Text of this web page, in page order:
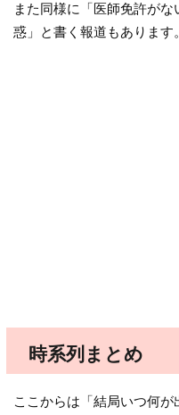
また同様に「医師免許が
惑」と書く報道もあります。
時系列まとめ
ここからは「結局いつ何が